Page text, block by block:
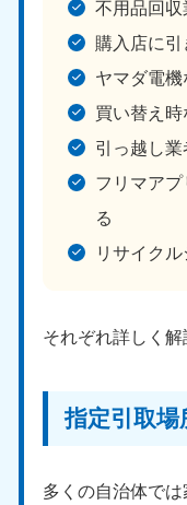
不用品回
購入店に引
ヤマダ電
買い替え
引っ越し
フリマア
る
リサイク
それぞれ詳しく解
指定引取
多くの自治体で
福島県
050-1881-
9:00〜19:00 年
050-1881-
9:00〜19:00 年中
千葉県
050-1881-
9:00〜19:00 年中
050-1881-